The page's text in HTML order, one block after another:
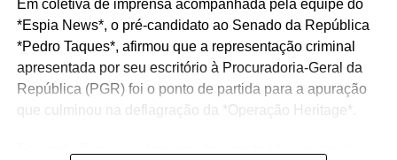
Em coletiva de imprensa acompanhada pela equipe do
*Espia News*, o pré-candidato ao Senado da República
*Pedro Taques*, afirmou que a representação criminal
apresentada por seu escritório à Procuradoria-Geral da
República (PGR) foi o ponto de partida para a apuração
que culminou na deflagração da *Operação Heritage*.